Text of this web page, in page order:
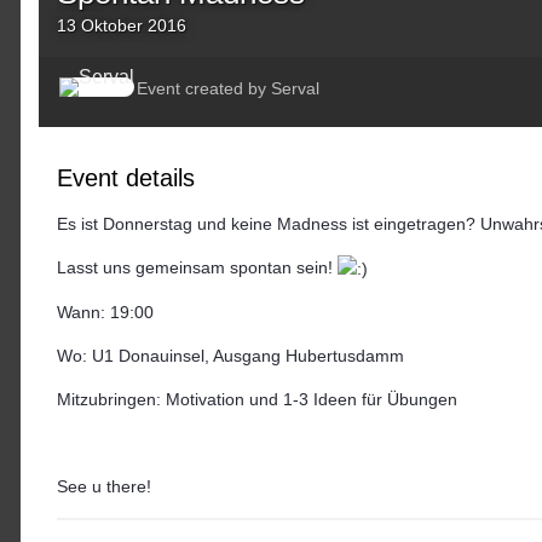
13 Oktober 2016
Event created by Serval
Event details
Es ist Donnerstag und keine Madness ist eingetragen?
Lasst uns gemeinsam spontan sein!
Wann: 19:00
Wo: U1 Donauinsel, Ausgang Hubertusdamm
Mitzubringen: Motivation und 1-3 Ideen für Übungen
See u there!